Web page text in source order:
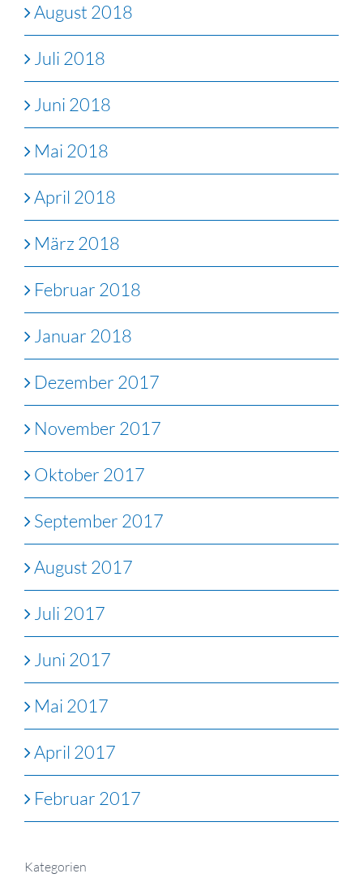
August 2018
Juli 2018
Juni 2018
Mai 2018
April 2018
März 2018
Februar 2018
Januar 2018
Dezember 2017
November 2017
Oktober 2017
September 2017
August 2017
Juli 2017
Juni 2017
Mai 2017
April 2017
Februar 2017
Kategorien